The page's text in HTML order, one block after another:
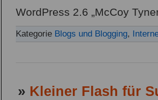
WordPress 2.6 „McCoy
Kategorie Blogs und Blogging,
» Kleiner Flash für